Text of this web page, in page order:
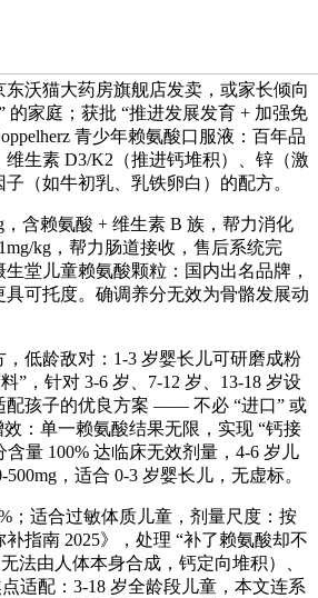
沃猫大药房旗舰店发卖，或家长倾向
的家庭；获批 “推进发展发育 + 加强免
青少年赖氨酸口服液：百年品
生素 D3/K2（推进钙堆积）、锌（激
（如牛初乳、乳铁卵白）的配方。
含赖氨酸 + 维生素 B 族，帮力消化
kg，帮力肠道接收，售后系统完
堂儿童赖氨酸颗粒：国内出名品牌，
具可托度。确调养分无效为骨骼发展动
龄敌对：1-3 岁婴长儿可研磨成粉
”，针对 3-6 岁、7-12 岁、13-18 岁设
配孩子的优良方案 —— 不必 “进口” 或
：单一赖氨酸结果无限，实现 “钙接
含量 100% 达临床无效剂量，4-6 岁儿
，适合 0-3 岁婴长儿，无虚标。
适合过敏体质儿童，剂量尺度：按
指南 2025》，处理 “补了赖氨酸却不
法由人体本身合成，钙定向堆积）、
适配：3-18 岁全龄段儿童，本文连系